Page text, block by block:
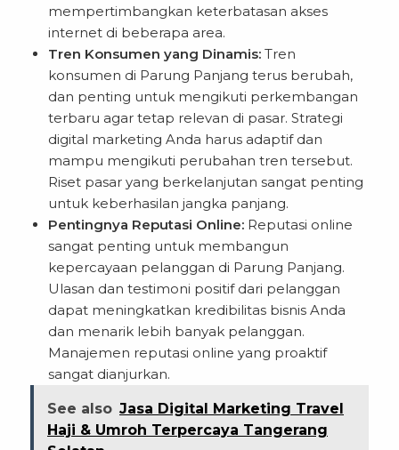
mempertimbangkan keterbatasan akses
internet di beberapa area.
Tren Konsumen yang Dinamis: Tren
konsumen di Parung Panjang terus berubah,
dan penting untuk mengikuti perkembangan
terbaru agar tetap relevan di pasar. Strategi
digital marketing Anda harus adaptif dan
mampu mengikuti perubahan tren tersebut.
Riset pasar yang berkelanjutan sangat penting
untuk keberhasilan jangka panjang.
Pentingnya Reputasi Online: Reputasi online
sangat penting untuk membangun
kepercayaan pelanggan di Parung Panjang.
Ulasan dan testimoni positif dari pelanggan
dapat meningkatkan kredibilitas bisnis Anda
dan menarik lebih banyak pelanggan.
Manajemen reputasi online yang proaktif
sangat dianjurkan.
See also Jasa Digital Marketing Travel
Haji & Umroh Terpercaya Tangerang